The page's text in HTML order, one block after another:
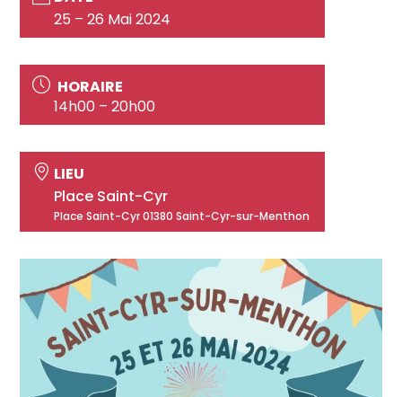
25 – 26 Mai 2024
HORAIRE
14h00 – 20h00
LIEU
Place Saint-Cyr
Place Saint-Cyr 01380 Saint-Cyr-sur-Menthon